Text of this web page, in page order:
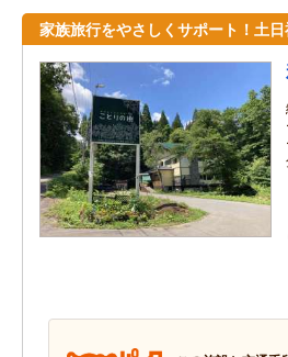
家族旅行をやさしくサポート！土